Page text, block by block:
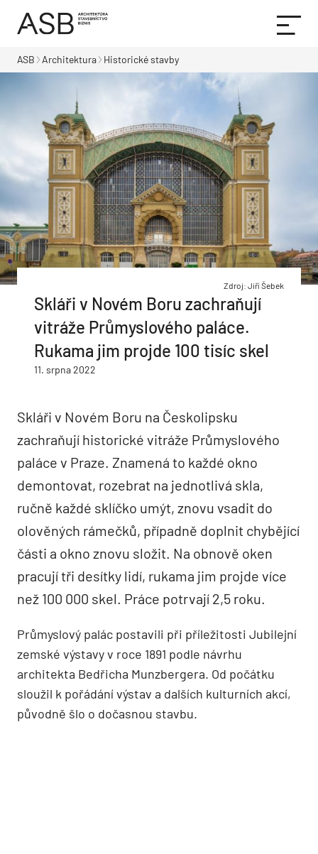
ASB Architektura Historické stavby
Zdroj: Jiří Šebek
Skláři v Novém Boru zachraňují
vitráže Průmyslového paláce.
Rukama jim projde 100 tisíc skel
11. srpna 2022
Skláři v Novém Boru na Českolipsku
zachraňují historické vitráže Průmyslového
paláce v Praze. Znamená to každé okno
demontovat, rozebrat na jednotlivá skla,
ručně každé sklíčko umýt, znovu vsadit do
olověných rámečků, případně doplnit chybějící
části a okno znovu složit. Na obnově oken
pracují tři desítky lidí, rukama jim projde více
než 100 000 skel. Práce potrvají 2,5 roku.
Průmyslový palác postavili při příležitosti Jubilejní
zemské výstavy v roce 1891 podle návrhu
architekta Bedřicha Munzbergera. Od počátku
sloužil k pořádání výstav a dalších kulturních akcí,
původně šlo o dočasnou stavbu.